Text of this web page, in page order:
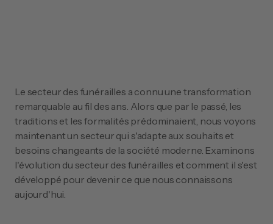
Le secteur des funérailles a connu une transformation
remarquable au fil des ans. Alors que par le passé, les
traditions et les formalités prédominaient, nous voyons
maintenant un secteur qui s'adapte aux souhaits et
besoins changeants de la société moderne. Examinons
l'évolution du secteur des funérailles et comment il s'est
développé pour devenir ce que nous connaissons
aujourd'hui.